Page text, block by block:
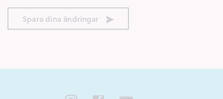
Spara dina ändringar